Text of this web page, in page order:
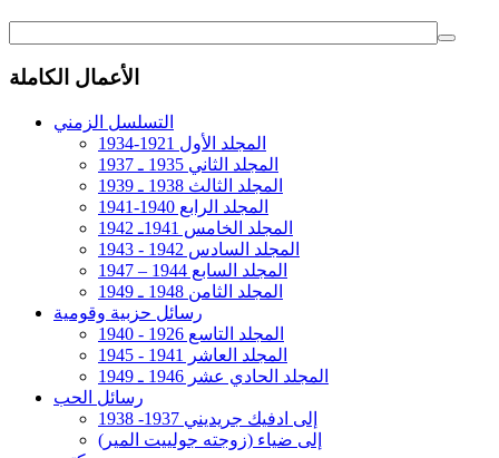
الأعمال الكاملة
التسلسل الزمني
المجلد الأول 1921-1934
المجلد الثاني 1935 ـ 1937
المجلد الثالث 1938 ـ 1939
المجلد الرابع 1940-1941
المجلد الخامس 1941ـ 1942
المجلد السادس 1942 - 1943
المجلد السابع 1944 – 1947
المجلد الثامن 1948 ـ 1949
رسائل حزبية وقومية
المجلد التاسع 1926 - 1940
المجلد العاشر 1941 - 1945
المجلد الحادي عشر 1946 ـ 1949
رسائل الحب
إلى ادفيك جريديني 1937- 1938
إلى ضياء (زوجته جولييت المير)